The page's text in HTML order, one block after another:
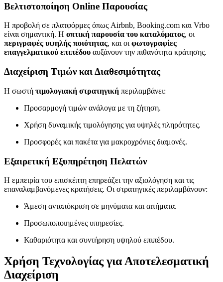
Βελτιστοποίηση Online Παρουσίας
Η προβολή σε πλατφόρμες όπως Airbnb, Booking.com και Vrbo
είναι σημαντική. Η οπτική παρουσία του καταλύματος, οι
περιγραφές υψηλής ποιότητας, και οιφωτογραφίες
επαγγελματικού επιπέδου αυξάνουν την πιθανότητα κράτησης.
Διαχείριση Τιμών και Διαθεσιμότητας
Η σωστή τιμολογιακή στρατηγική περιλαμβάνει:
Προσαρμογή τιμών ανάλογα με τη ζήτηση.
Χρήση δυναμικής τιμολόγησης για υψηλές πληρότητες.
Προσφορές και πακέτα για μακροχρόνιες διαμονές.
Εξαιρετική Εξυπηρέτηση Πελατών
Η εμπειρία του επισκέπτη επηρεάζει την αξιολόγηση και τις
επαναλαμβανόμενες κρατήσεις. Οι στρατηγικές περιλαμβάνουν:
Άμεση ανταπόκριση σε μηνύματα και αιτήματα.
Προσωποποιημένες υπηρεσίες.
Καθαριότητα και συντήρηση υψηλού επιπέδου.
Χρήση Τεχνολογίας για Αποτελεσματική
Διαχείριση